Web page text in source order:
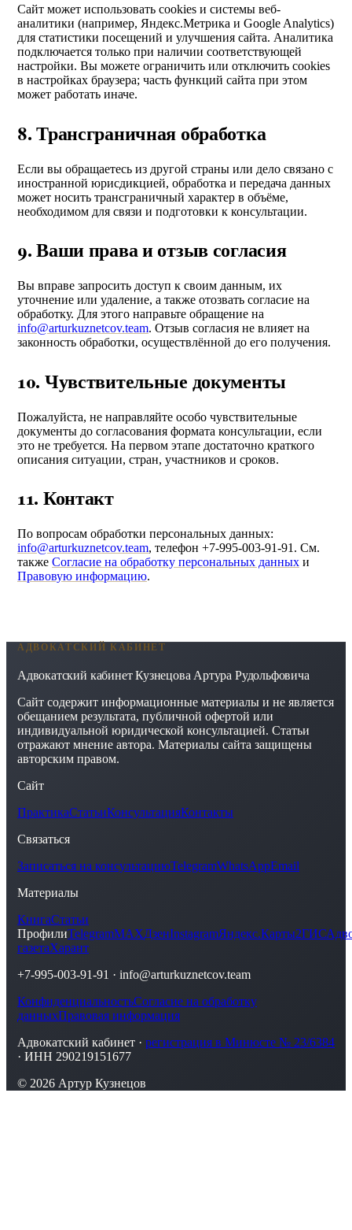
Сайт может использовать cookies и системы веб-
аналитики (например, Яндекс.Метрика и Google Analytics)
для статистики посещений и улучшения сайта. Аналитика
подключается только при наличии соответствующей
настройки. Вы можете ограничить или отключить cookies
в настройках браузера; часть функций сайта при этом
может работать иначе.
8. Трансграничная обработка
Если вы обращаетесь из другой страны или дело связано с
иностранной юрисдикцией, обработка и передача данных
может носить трансграничный характер в объёме,
необходимом для связи и подготовки к консультации.
9. Ваши права и отзыв согласия
Вы вправе запросить доступ к своим данным, их
уточнение или удаление, а также отозвать согласие на
обработку. Для этого направьте обращение на
info@arturkuznetcov.team. Отзыв согласия не влияет на
законность обработки, осуществлённой до его получения.
10. Чувствительные документы
Пожалуйста, не направляйте особо чувствительные
документы до согласования формата консультации, если
это не требуется. На первом этапе достаточно краткого
описания ситуации, стран, участников и сроков.
11. Контакт
По вопросам обработки персональных данных:
info@arturkuznetcov.team, телефон +7-995-003-91-91 . См.
также Согласие на обработку персональных данных и
Правовую информацию.
АДВОКАТСКИЙ КАБИНЕТ
Адвокатский кабинет Кузнецова Артура Рудольфовича
Сайт содержит информационные материалы и не является
обещанием результата, публичной офертой или
индивидуальной юридической консультацией. Статьи
отражают мнение автора. Материалы сайта защищены
авторским правом.
Сайт
ПрактикаСтатьиКонсультацияКонтакты
Связаться
Записаться на консультациюTelegramWhatsAppEmail
Материалы
КнигаСтатьи
ПрофилиTelegramMAXДзенInstagramЯндекс.Карты2ГИС
газетаХарант
+7-995-003-91-91 · info@arturkuznetcov.team
КонфиденциальностьСогласие на обработку
данныхПравовая информация
Адвокатский кабинет · регистрация в Минюсте № 23/6384
· ИНН 290219151677
© 2026 Артур Кузнецов